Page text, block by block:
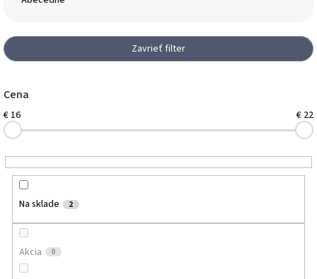
e
p
o
u
k
t
o
Zavrieť filter
Cena
€ 16 € 22
Na sklade 2
Akcia 0